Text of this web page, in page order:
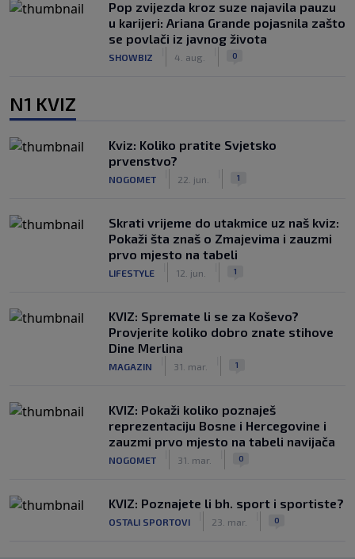
Pop zvijezda kroz suze najavila pauzu
u karijeri: Ariana Grande pojasnila zašto
se povlači iz javnog života
SHOWBIZ 4. aug. 0
N1 KVIZ
Kviz: Koliko pratite Svjetsko
prvenstvo?
NOGOMET 22. jun. 1
Skrati vrijeme do utakmice uz naš kviz:
Pokaži šta znaš o Zmajevima i zauzmi
prvo mjesto na tabeli
LIFESTYLE 12. jun. 1
KVIZ: Spremate li se za Koševo?
Provjerite koliko dobro znate stihove
Dine Merlina
MAGAZIN 31. mar. 1
KVIZ: Pokaži koliko poznaješ
reprezentaciju Bosne i Hercegovine i
zauzmi prvo mjesto na tabeli navijača
NOGOMET 31. mar. 0
KVIZ: Poznajete li bh. sport i sportiste?
OSTALI SPORTOVI 23. mar. 0